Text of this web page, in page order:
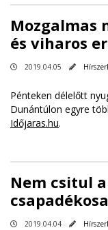
Mozgalmas
és viharos
2019.04.05
Pénteken délelőtt
Dunántúlon egyre
Időjaras.hu.
Nem csitul
2019.04.04